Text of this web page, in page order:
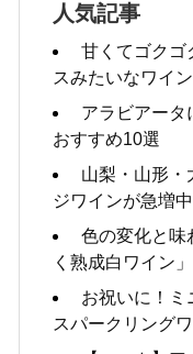
人気記事
甘くてゴクゴ
スみたいなワイ
アラビアータ
おすすめ10選
山梨・山形
ジワインが急増
色の変化と味
く熟成白ワイン
お祝いに！ミ
スパークリング